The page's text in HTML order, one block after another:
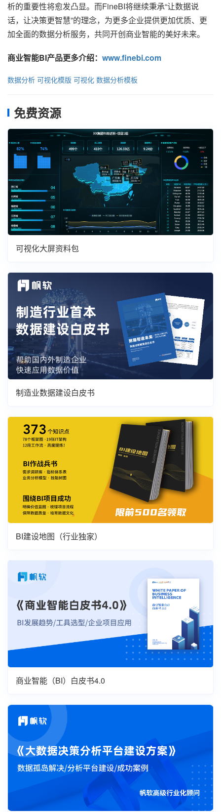
析的重要性将愈发凸显。而FineBI将继续秉承“让数据说
话，让决策更智慧”的理念，为更多企业提供更加优质、更
加全面的数据分析服务，共同开创商业智能的美好未来。
商业智能BI产品更多介绍： www.finebi.com
数据分析 可视化模版 可视化 数据分析模板
免费资源
可视化大屏资料包
制造业数据建设白皮书
BI建设地图（行业独家）
商业智能（BI）白皮书4.0